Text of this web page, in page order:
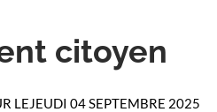
citoyen
LEJEUDI 04 SEPTEMBRE 2025